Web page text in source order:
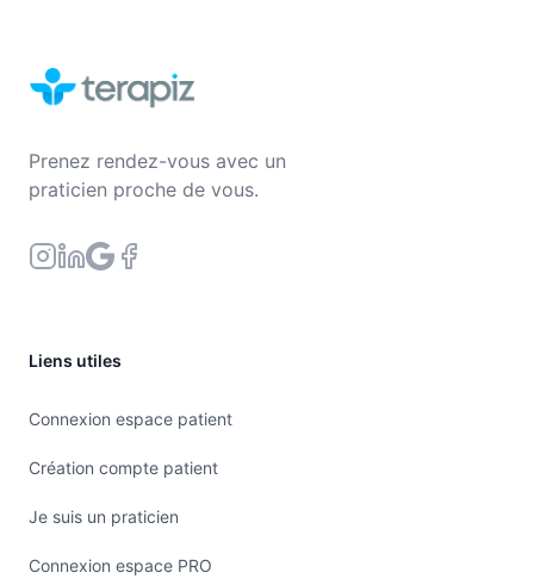
Prenez rendez-vous avec un
praticien proche de vous.
Liens utiles
Connexion espace patient
Création compte patient
Je suis un praticien
Connexion espace PRO